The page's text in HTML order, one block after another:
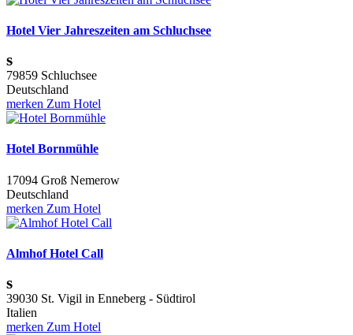
Hotel Vier Jahreszeiten am Schluchsee
s
79859 Schluchsee
Deutschland
merken Zum Hotel
Hotel Bornmühle
17094 Groß Nemerow
Deutschland
merken Zum Hotel
Almhof Hotel Call
s
39030 St. Vigil in Enneberg - Südtirol
Italien
merken Zum Hotel